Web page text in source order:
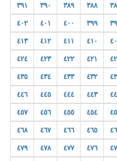
٣٨٨ ٣٨٩ ٣٩٠ ٣٩١
٣٩٩ ٤٠٠ ٤٠١ ٤٠٢
٤١٠ ٤١١ ٤١٢ ٤١٣
٤٢١ ٤٢٢ ٤٢٣ ٤٢٤
٤٣٢ ٤٣٣ ٤٣٤ ٤٣٥
٤٤٣ ٤٤٤ ٤٤٥ ٤٤٦
٤٥٤ ٤٥٥ ٤٥٦ ٤٥٧
٤٦٥ ٤٦٦ ٤٦٧ ٤٦٨
٤٧٦ ٤٧٧ ٤٧٨ ٤٧٩